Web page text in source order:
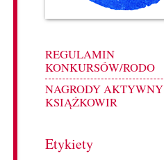
REGULAMIN
KONKURSÓW/RODO
NAGRODY AKTYWNY
KSIĄŻKOWIR
Etykiety